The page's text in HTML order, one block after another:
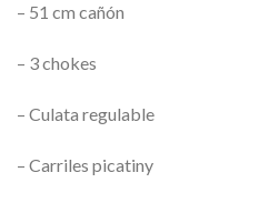
– 51 cm cañón
– 3 chokes
– Culata regulable
– Carriles picatiny